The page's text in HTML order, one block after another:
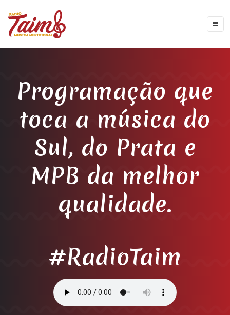
Programação que
toca a música do
Sul, do Prata e
MPB da melhor
qualidade.
#RadioTaim